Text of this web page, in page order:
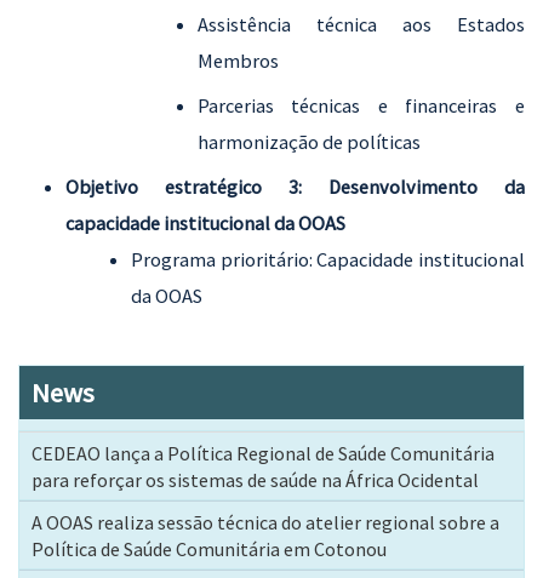
Assistência técnica aos Estados
Membros
Parcerias técnicas e financeiras e
harmonização de políticas
Objetivo estratégico 3: Desenvolvimento da
capacidade institucional da OOAS
Programa prioritário: Capacidade institucional
da OOAS
News
CEDEAO lança a Política Regional de Saúde Comunitária
para reforçar os sistemas de saúde na África Ocidental
A OOAS realiza sessão técnica do atelier regional sobre a
Política de Saúde Comunitária em Cotonou